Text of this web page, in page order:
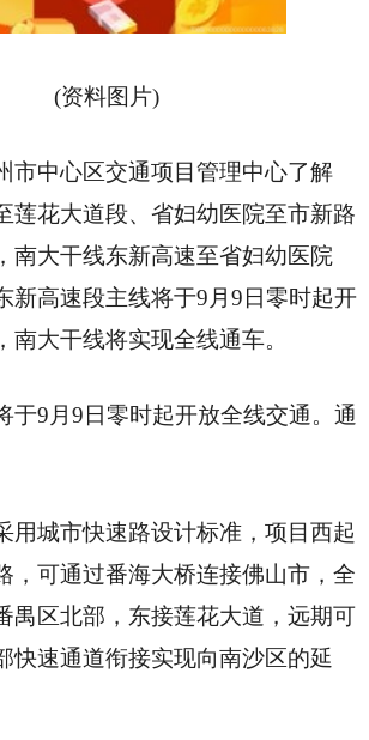
(资料图片)
市中心区交通项目管理中心了解
莲花大道段、省妇幼医院至市新路
南大干线东新高速至省妇幼医院
新高速段主线将于9月9日零时起开
南大干线将实现全线通车。
于9月9日零时起开放全线交通。通
用城市快速路设计标准，项目西起
，可通过番海大桥连接佛山市，全
禺区北部，东接莲花大道，远期可
快速通道衔接实现向南沙区的延